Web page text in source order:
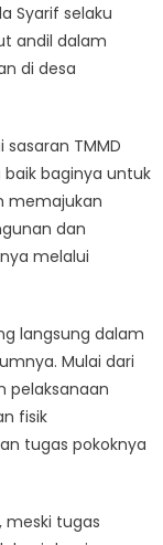
Syarif selaku
andil dalam
di desa
TMMD
baginya untuk
memajukan
dan
melalui
langsung dalam
Mulai dari
pelaksanaan
fisik
tugas pokoknya
meski tugas